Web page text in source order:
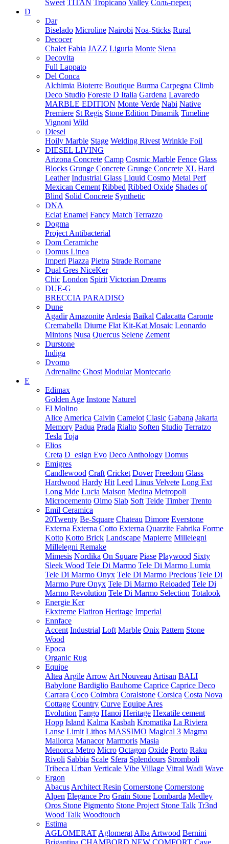
Sweet TITAN Tropicano Valley Соль-перец
D
Dar
Biselado Microline Nairobi Noa-Sticks Rural
Decocer
Chalet Fabia JAZZ Liguria Monte Siena
Decovita
Full Lappato
Del Conca
Alchimia Bioterre Boutique Burma Carpegna Climb
Deco Studio Foreste D Italia Gardena Lavaredo
MARBLE EDITION Monte Verde Nabi Native
Premiere St Regis Stone Edition Dinamik Timeline
Vignoni Wild
Diesel
Hoily Marble Stage Welding Rivest Wrinkle Foil
DIESEL LIVING
Arizona Concrete Camp Cosmic Marble Fence Glass
Blocks Grunge Concrete Grunge Concrete XL Hard
Leather Industrial Glass Liquid Cosmo Metal Perf
Mexican Cement Ribbed Ribbed Oxide Shades of
Blind Solid Concrete Synthetic
DNA
Eclat Enamel Fancy Match Terrazzo
Dogma
Project Antibacterial
Dom Ceramiche
Domus Linea
Imperi Piazza Pietra Strade Romane
Dual Gres NiceKer
Chic London Spirit Victorian Dreams
DUE-G
BRECCIA PARADISO
Dune
Agadir Amazonite Ardesia Baikal Calacatta Caronte
Cremabella Diurne Flat Kit-Kat Mosaic Leonardo
Mintons Nusa Quercus Selene Zement
Durstone
Indiga
Dvomo
Adrenaline Ghost Modular Montecarlo
E
Edimax
Golden Age Instone Naturel
El Molino
Alice America Calvin Camelot Clasic Gabana Jakarta
Memory Padua Prada Rialto Soften Studio Terratzo
Tesla Toja
Elios
Creta D_esign Evo Deco Anthology Domus
Emigres
Candlewood Craft Cricket Dover Freedom Glass
Hardwood Hardy Hit Leed Linus Velvete Long Ext
Long Mde Lucia Maison Medina Metropoli
Microcemento Olmo Slab Soft Teide Timber Trento
Emil Ceramica
20Twenty Be-Square Chateau Dimore Everstone
Externa Externa Cotto Externa Quarzite Fabrika Forme
Kotto Kotto Brick Landscape Mapierre Millelegni
Millelegni Remake
Mimesis Nordika On Square Piase Playwood Sixty
Sleek Wood Tele Di Marmo Tele Di Marmo Lumia
Tele Di Marmo Onyx Tele Di Marmo Precious Tele Di
Marmo Pure Onyx Tele Di Marmo Reloaded Tele Di
Marmo Revolution Tele Di Marmo Selection Totalook
Energie Ker
Ekxtreme Flatiron Heritage Imperial
Ennface
Accent Industrial Loft Marble Onix Pattern Stone
Wood
Epoca
Organic Rug
Equipe
Altea Argile Arrow Art Nouveau Artisan BALI
Babylone Bardiglio Bauhome Caprice Caprice Deco
Carrara Coco Coimbra Coralstone Corsica Costa Nova
Cottage Country Curve Equipe Ares
Evolution Fango Hanoi Heritage Hexatile cement
Hopp Island Kalma Kasbah Kromatika La Riviera
Lanse Limit Lithos MASSIMO Magical 3 Magma
Mallorca Manacor Marmoris Masia
Menorca Metro Micro Octagon Oxide Porto Raku
Rivoli Sabbia Scale Sfera Splendours Stromboli
Tribeca Urban Verticale Vibe Village Vitral Wadi Wave
Ergon
Abacus Architect Resin Cornerstone Cornerstone
Alpen Elegance Pro Grain Stone Lombarda Medley
Oros Stone Pigmento Stone Project Stone Talk Tr3nd
Wood Talk Woodtouch
Estima
AGLOMERAT Aglomerat Alba Artwood Bernini